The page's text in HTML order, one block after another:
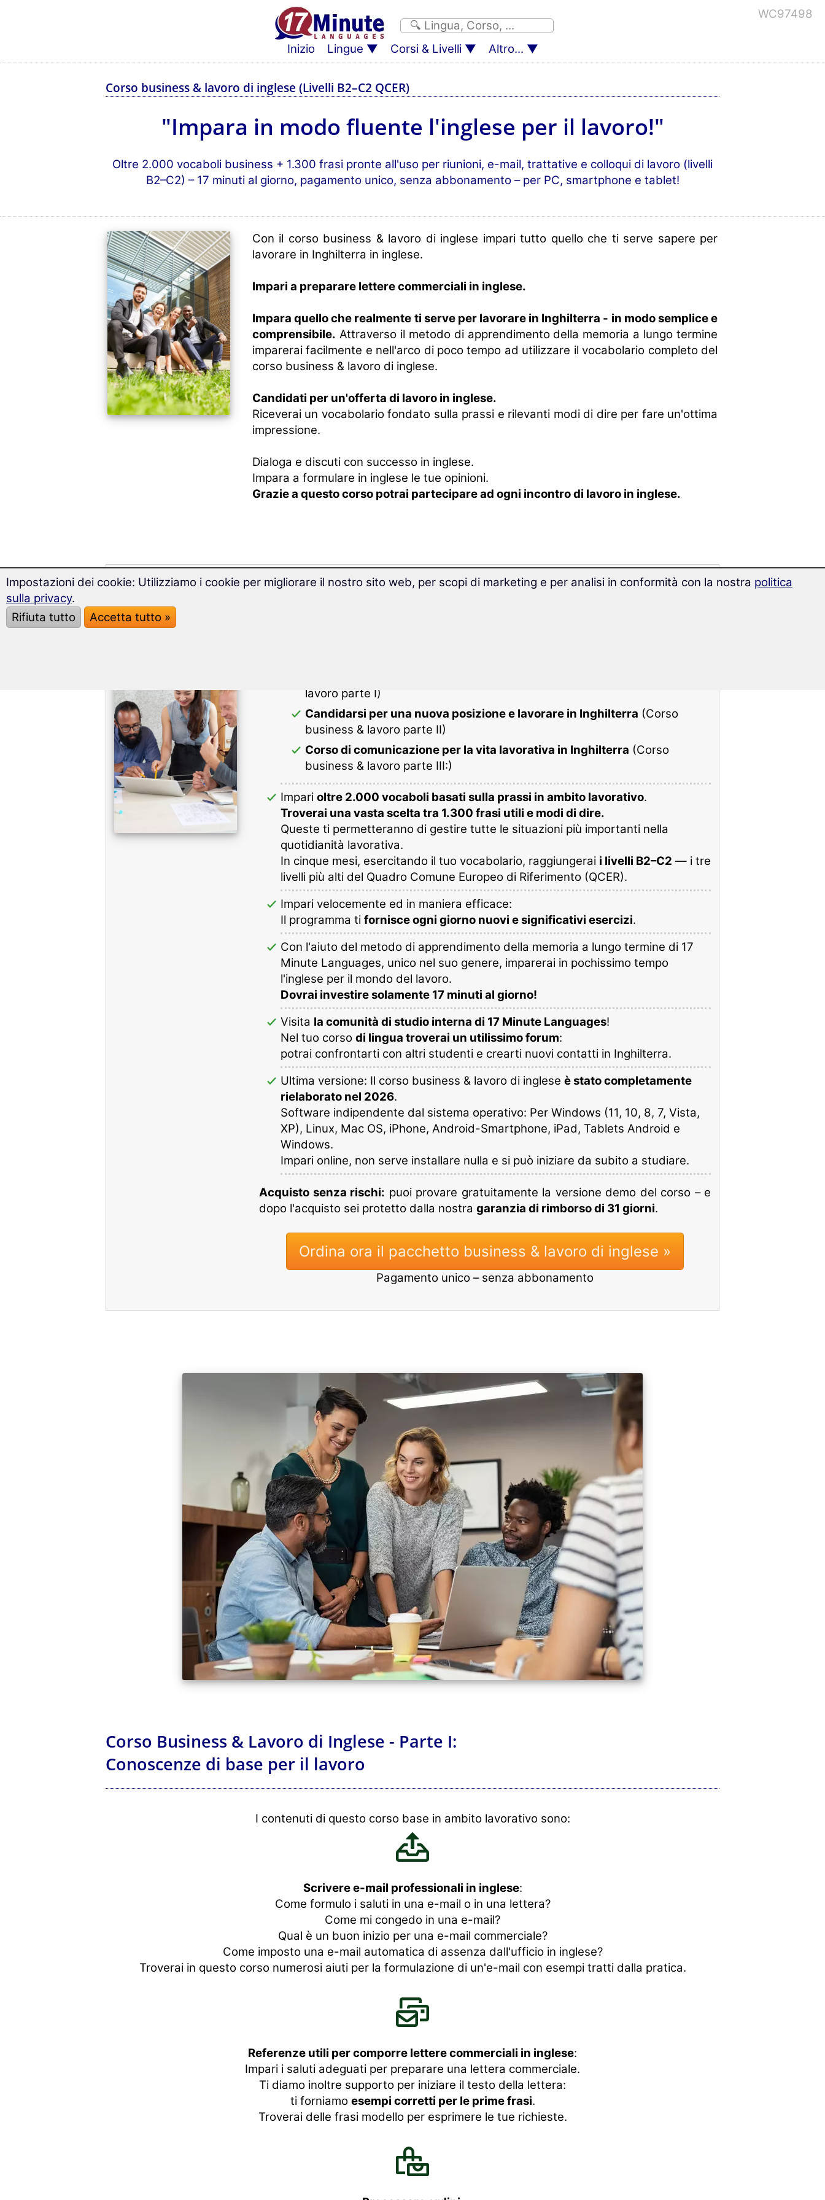
Inizio Lingue Corsi & Livelli Altro...
WC97498
Corso business & lavoro di inglese (Livelli B2–C2 QCER)
"Impara in modo fluente l'inglese per il lavoro!"
Oltre 2.000 vocaboli business + 1.300 frasi pronte all'uso per riunioni, e-mail, trattative e colloqui di lavoro (livelli
B2–C2) – 17 minuti al giorno, pagamento unico, senza abbonamento – per PC, smartphone e tablet!
Con il corso business & lavoro di inglese impari tutto quello che ti serve sapere per
lavorare in Inghilterra in inglese.
Impari a preparare lettere commerciali in inglese.
Impara quello che realmente ti serve per lavorare in Inghilterra - in modo semplice e
comprensibile. Attraverso il metodo di apprendimento della memoria a lungo termine
imparerai facilmente e nell'arco di poco tempo ad utilizzare il vocabolario completo del
corso business & lavoro di inglese.
Candidati per un'offerta di lavoro in inglese.
Riceverai un vocabolario fondato sulla prassi e rilevanti modi di dire per fare un'ottima
impressione.
Dialoga e discuti con successo in inglese.
Impara a formulare in inglese le tue opinioni.
Grazie a questo corso potrai partecipare ad ogni incontro di lavoro in inglese.
lavoro parte I)
Candidarsi per una nuova posizione e lavorare in Inghilterra (Corso
business & lavoro parte II)
Corso di comunicazione per la vita lavorativa in Inghilterra (Corso
business & lavoro parte III:)
Impari oltre 2.000 vocaboli basati sulla prassi in ambito lavorativo.
Troverai una vasta scelta tra 1.300 frasi utili e modi di dire.
Queste ti permetteranno di gestire tutte le situazioni più importanti nella
quotidianità lavorativa.
In cinque mesi, esercitando il tuo vocabolario, raggiungerai i livelli B2–C2 — i tre
livelli più alti del Quadro Comune Europeo di Riferimento (QCER).
Impari velocemente ed in maniera efficace:
Il programma ti fornisce ogni giorno nuovi e significativi esercizi.
Con l'aiuto del metodo di apprendimento della memoria a lungo termine di 17
Minute Languages, unico nel suo genere, imparerai in pochissimo tempo
l'inglese per il mondo del lavoro.
Dovrai investire solamente 17 minuti al giorno!
Visita la comunità di studio interna di 17 Minute Languages!
Nel tuo corso di lingua troverai un utilissimo forum:
potrai confrontarti con altri studenti e crearti nuovi contatti in Inghilterra.
Ultima versione: Il corso business & lavoro di inglese è stato completamente
rielaborato nel 2026.
Software indipendente dal sistema operativo: Per Windows (11, 10, 8, 7, Vista,
XP), Linux, Mac OS, iPhone, Android-Smartphone, iPad, Tablets Android e
Windows.
Impari online, non serve installare nulla e si può iniziare da subito a studiare.
Acquisto senza rischi: puoi provare gratuitamente la versione demo del corso – e
dopo l'acquisto sei protetto dalla nostra garanzia di rimborso di 31 giorni.
Ordina ora il pacchetto business & lavoro di inglese »
Pagamento unico – senza abbonamento
Corso Business & Lavoro di Inglese - Parte I:
Conoscenze di base per il lavoro
I contenuti di questo corso base in ambito lavorativo sono:
Scrivere e-mail professionali in inglese:
Come formulo i saluti in una e-mail o in una lettera?
Come mi congedo in una e-mail?
Qual è un buon inizio per una e-mail commerciale?
Come imposto una e-mail automatica di assenza dall'ufficio in inglese?
Troverai in questo corso numerosi aiuti per la formulazione di un'e-mail con esempi tratti dalla pratica.
Referenze utili per comporre lettere commerciali in inglese:
Impari i saluti adeguati per preparare una lettera commerciale.
Ti diamo inoltre supporto per iniziare il testo della lettera:
ti forniamo esempi corretti per le prime frasi.
Troverai delle frasi modello per esprimere le tue richieste.
Impostazioni dei cookie: Utilizziamo i cookie per migliorare il nostro sito web, per scopi di marketing e per analisi in conformità con la nostra politica
sulla privacy.
Rifiuta tutto
Accetta tutto »